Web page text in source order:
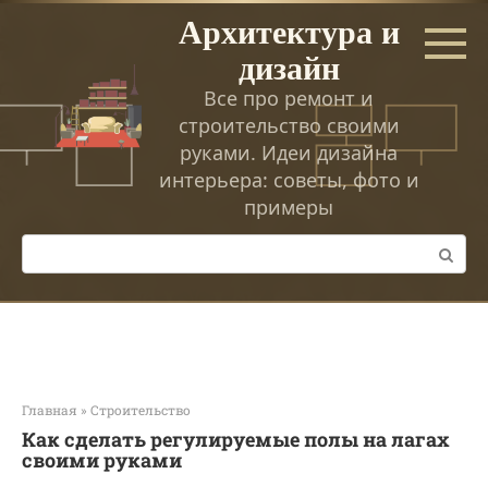
Перейти
Архитектура и
дизайн
Все про ремонт и
строительство своими
руками. Идеи дизайна
интерьера: советы, фото и
примеры
Поиск:
Главная » Строительство
Как сделать регулируемые полы на лагах
своими руками